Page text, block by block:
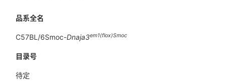
品系全名
C57BL/6Smoc-Dnaja3em1(flox)Smoc
目录号
待定